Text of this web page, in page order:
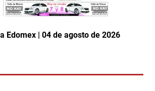
Edomex | 04 de agosto de 2026